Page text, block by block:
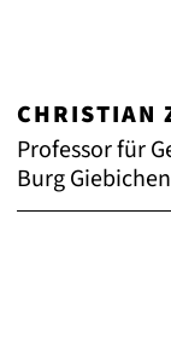
CHRISTIAN
Professor für
Burg